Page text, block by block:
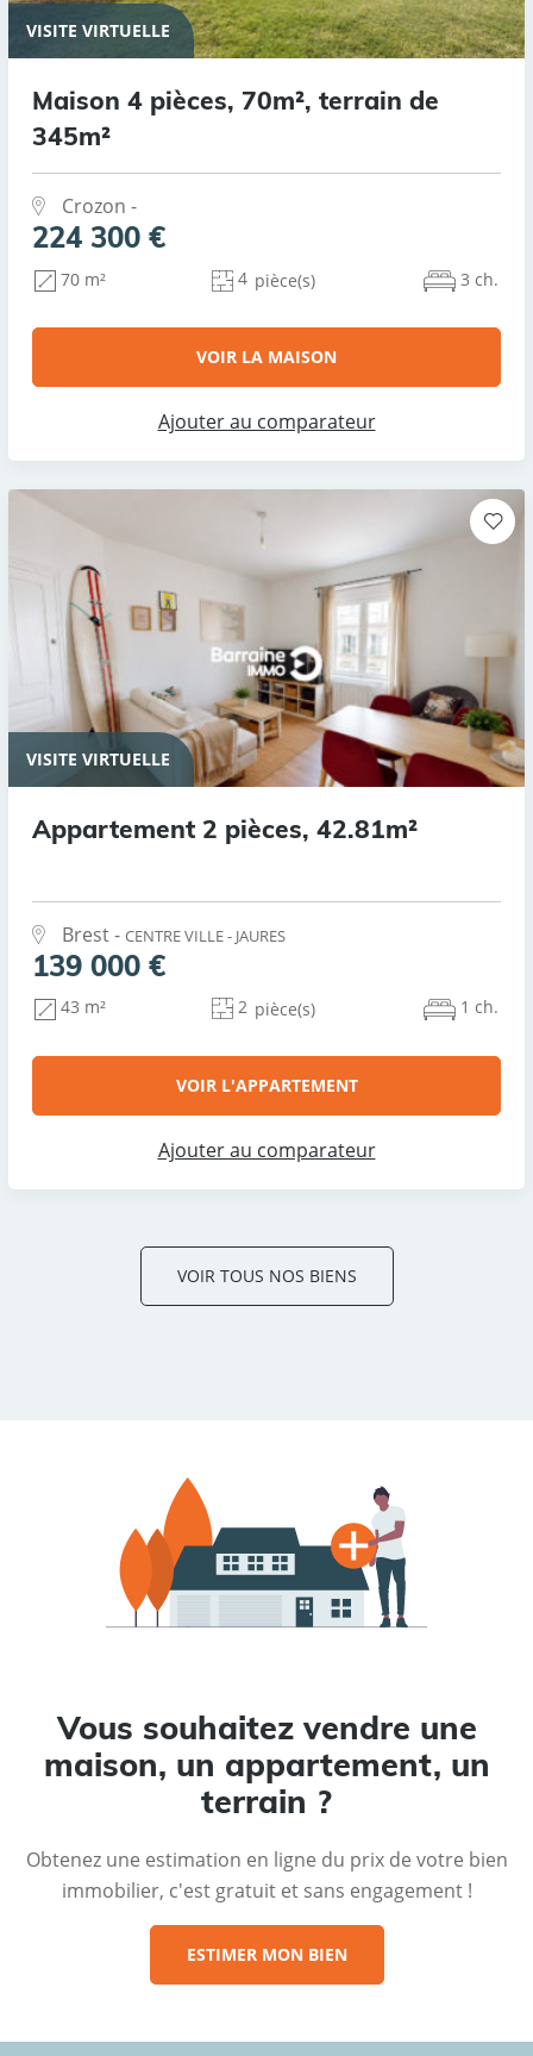
VISITE VIRTUELLE
Maison 4 pièces, 70m², terrain de
345m²
Crozon -
224 300 €
70 m² 4 pièce(s) 3 ch.
VOIR LA MAISON
Ajouter au comparateur
VISITE VIRTUELLE
Appartement 2 pièces, 42.81m²
Brest - CENTRE VILLE - JAURES
139 000 €
43 m² 2 pièce(s) 1 ch.
VOIR L'APPARTEMENT
Ajouter au comparateur
VOIR TOUS NOS BIENS
Vous souhaitez vendre une
maison, un appartement, un
terrain ?
Obtenez une estimation en ligne du prix de votre bien
immobilier, c'est gratuit et sans engagement !
ESTIMER MON BIEN